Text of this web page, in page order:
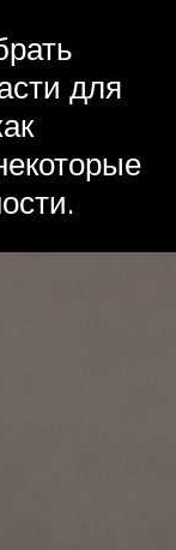
для